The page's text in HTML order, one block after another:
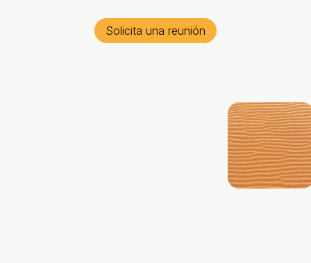
Solicita una reunión